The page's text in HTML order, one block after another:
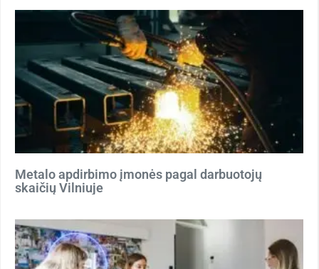
Metalo apdirbimo įmonės pagal darbuotojų
skaičių Vilniuje